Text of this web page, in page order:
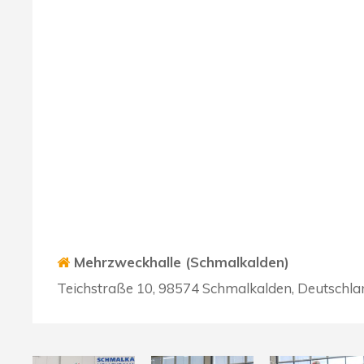
Mehrzweckhalle (Schmalkalden)
Teichstraße 10, 98574 Schmalkalden,